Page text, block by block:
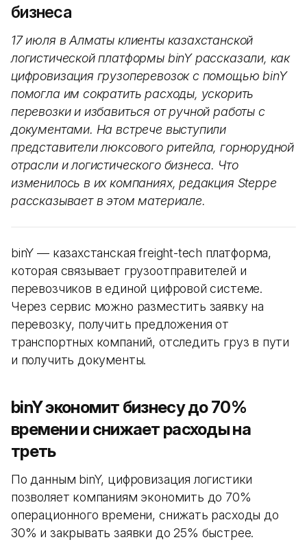
бизнеса
17 июля в Алматы клиенты казахстанской
логистической платформы binY рассказали, как
цифровизация грузоперевозок с помощью binY
помогла им сократить расходы, ускорить
перевозки и избавиться от ручной работы с
документами. На встрече выступили
представители люксового ритейла, горнорудной
отрасли и логистического бизнеса. Что
изменилось в их компаниях, редакция Steppe
рассказывает в этом материале.
binY — казахстанская freight-tech платформа,
которая связывает грузоотправителей и
перевозчиков в единой цифровой системе.
Через сервис можно разместить заявку на
перевозку, получить предложения от
транспортных компаний, отследить груз в пути
и получить документы.
binY экономит бизнесу до 70%
времени и снижает расходы на
треть
По данным binY, цифровизация логистики
позволяет компаниям экономить до 70%
операционного времени, снижать расходы до
30% и закрывать заявки до 25% быстрее.